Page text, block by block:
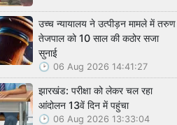
उच्च न्यायालय ने उत्पीड़न मामले में तरुण
तेजपाल को 10 साल की कठोर सजा
सुनाई
06 Aug 2026 14:41:27
झारखंड: परीक्षा को लेकर चल रहा
आंदोलन 13वें दिन में पहुंचा
06 Aug 2026 13:33:04